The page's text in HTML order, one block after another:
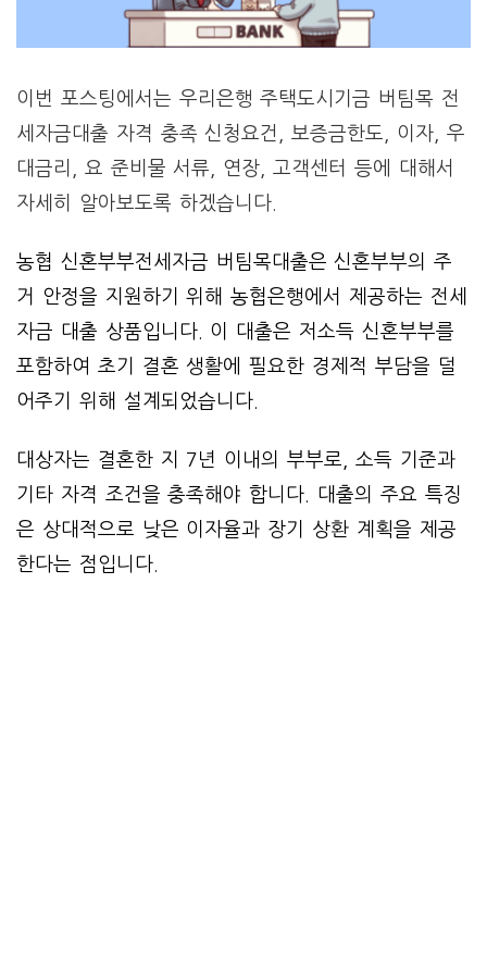
이번 포스팅에서는 우리은행 주택도시기금 버팀목 전
세자금대출 자격 충족 신청요건, 보증금한도, 이자, 우
대금리, 요 준비물 서류, 연장, 고객센터 등에 대해서
자세히 알아보도록 하겠습니다.
농협 신혼부부전세자금 버팀목대출은 신혼부부의 주
거 안정을 지원하기 위해 농협은행에서 제공하는 전세
자금 대출 상품입니다. 이 대출은 저소득 신혼부부를
포함하여 초기 결혼 생활에 필요한 경제적 부담을 덜
어주기 위해 설계되었습니다.
대상자는 결혼한 지 7년 이내의 부부로, 소득 기준과
기타 자격 조건을 충족해야 합니다. 대출의 주요 특징
은 상대적으로 낮은 이자율과 장기 상환 계획을 제공
한다는 점입니다.